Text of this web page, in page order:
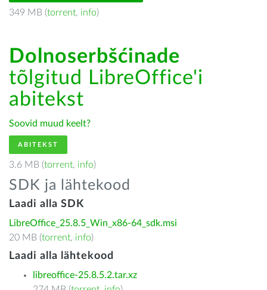
349 MB (torrent, info)
Dolnoserbšćinade
tõlgitud LibreOffice'i
abitekst
Soovid muud keelt?
ABITEKST
3.6 MB (torrent, info)
SDK ja lähtekood
Laadi alla SDK
LibreOffice_25.8.5_Win_x86-64_sdk.msi
20 MB (torrent, info)
Laadi alla lähtekood
libreoffice-25.8.5.2.tar.xz